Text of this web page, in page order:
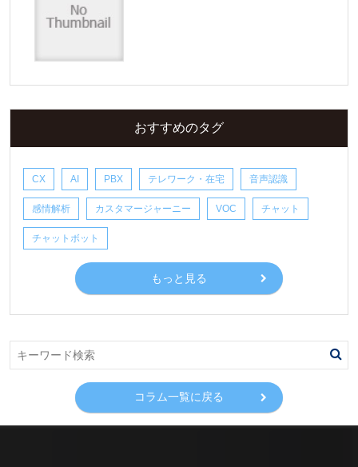
おすすめのタグ
CX AI PBX テレワーク・在宅 音声認識
感情解析 カスタマージャーニー VOC チャット
チャットボット
もっと見る
コラム一覧に戻る